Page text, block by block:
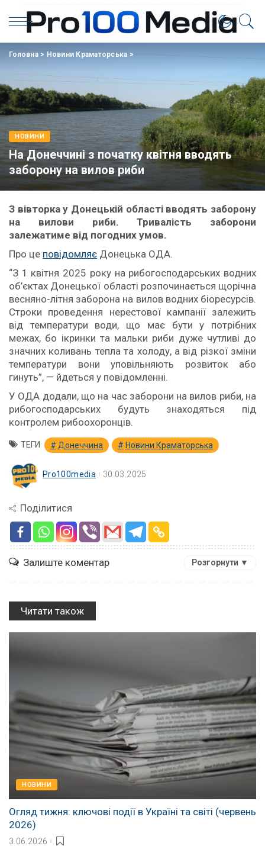
Головна> Новини Краматорська >
НОВИНИ
На Донеччині з початку квітня вводять
заборону на вилов риби
З вівторка у Донецькій області вводять заборону
на вилови риби. Тривалість заборони
залежатиме від погодних умов.
Про це повідомляє Донецька ОДА.
“З 1 квітня 2025 року на рибогосподарських водних
об’єктах Донецької області розпочинається щорічна
весняно-літня заборона на вилов водних біоресурсів.
Строки проведення нерестової кампанії залежить
від температури води, що має бути у потрібних
межах, бо ікринки та мальки риби дуже чутливі до
значних коливань тепла та холоду, а від різкої зміни
температури вони уповільняють розвиток або
гинуть”, — йдеться у повідомленні.
У ОДА додали, що на час заборони на вилов риби, на
рибогосподарських будуть знаходяться під
контролем рибоохоронців.
ТЕГИ Донеччина Новини Краматорська
Pro100media 30.03.2025
Поділитися
Залиште коментар Розгорнути ▼
Читати також
НОВИНИ
Огляд тижня: ключові події в Україні та світі (червень
2026)
3.06.2026